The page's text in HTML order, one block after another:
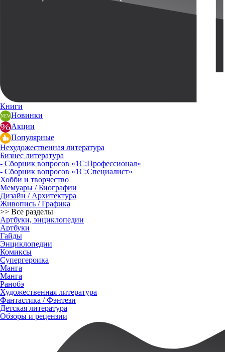
Книги
Новинки
Акции
Популярные
Нехудожественная литература
Бизнес литература
- Сборник вопросов «1С:Профессионал»
- Сборник вопросов «1С:Специалист»
Хобби и творчество
Мемуары / Биографии
Дизайн / Архитектура
Живопись / Графика
>> Все разделы
Артбуки, энциклопедии
Артбуки
Гайды
Энциклопедии
Комиксы
Супергероика
Манга
Манга
Ранобэ
Художественная литература
Фантастика / Фэнтези
Детская литература
Обзоры и рецензии